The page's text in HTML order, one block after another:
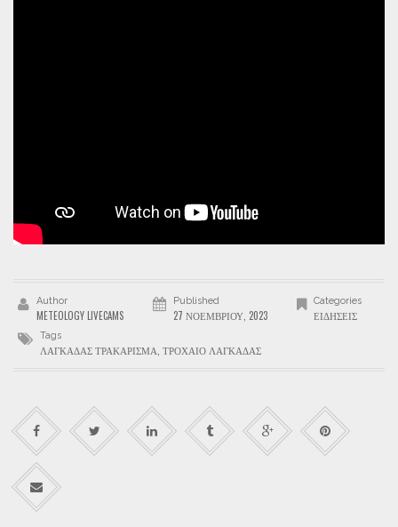
Author
METEOLOGY LIVECAMS
Published
27 ΝΟΕΜΒΡΊΟΥ, 2023
Categories
ΕΙΔΉΣΕΙΣ
Tags
ΛΑΓΚΑΔΑΣ ΤΡΑΚΑΡΙΣΜΑ, ΤΡΟΧΑΙΟ ΛΑΓΚΑΔΑΣ